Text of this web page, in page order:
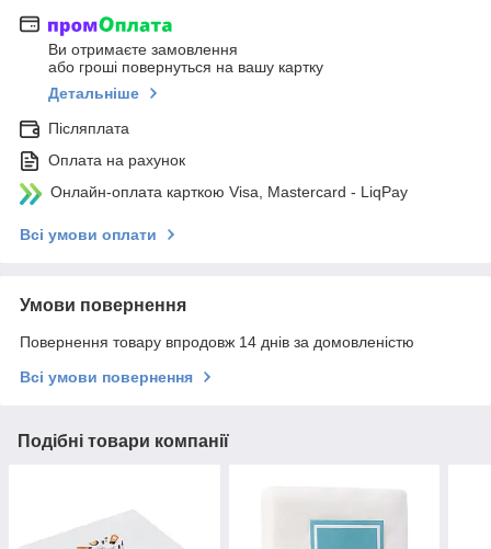
Ви отримаєте замовлення
або гроші повернуться на вашу картку
Детальніше
Післяплата
Оплата на рахунок
Онлайн-оплата карткою Visa, Mastercard - LiqPay
Всі умови оплати
Умови повернення
Повернення товару впродовж 14 днів за домовленістю
Всі умови повернення
Подібні товари компанії